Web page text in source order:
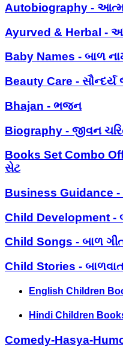
Autobiography -
Ayurved & Herbal -
Baby Names - બાળ
Beauty Care -
Bhajan - ભજન
Biography - જીવન
Books Set Combo
સેટ
Business Guidance -
Child Development -
Child Songs - બાળ
Child Stories -
English Children
Hindi Children
Comedy-Hasya-